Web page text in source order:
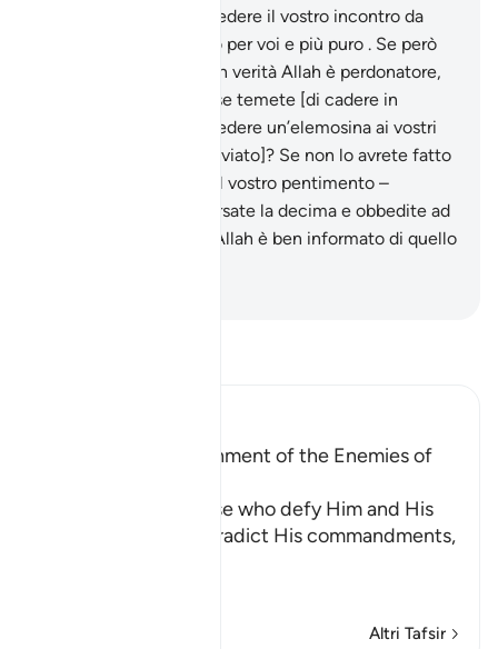
Explaining the Punishment of the Enemies of
Allah states that those who defy Him and His
Messenger and contradict His commandments,
Altri Tafsir
Messaggero, fate precedere il vostro incontro da
un’elemosina: è meglio per voi e più puro . Se però
non ne avete i mezzi, in verità Allah è perdonatore,
Forse temete [di cadere in
miseria] se farete precedere un’elemosina ai vostri
incontri privati [con l’Inviato]? Se non lo avrete fatto
– e che Allah accolga il vostro pentimento –
eseguite l’orazione, versate la decima e obbedite ad
Allah e al Suo Inviato. Allah è ben informato di quello